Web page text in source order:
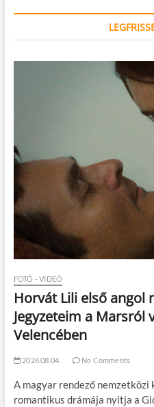
FOTÓ - VIDEÓ
Horvát Lili első angol
Jegyzeteim a Marsról
Velencében
2026.08.04. No Comments
A magyar rendező
romantikus drámája nyitja a